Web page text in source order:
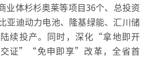
业体杉杉奥莱等项目36个、总投资
亚迪动力电池、隆基绿能、汇川储
续投产。同时，深化“拿地即开
证”“免申即享”改革，全省首